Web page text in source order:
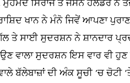
ਸਿਰਾਜ ਤੇ ਜੈਸਨ ਹੋਲਡਰ ਨੇ
ਖਾਨ ਨੇ ਮੰਨੋ ਜਿਵੇਂ ਆਪਣਾ
ਤੇ ਸਾਈ ਸੁਦਰਸ਼ਨ ਨੇ ਸ਼ਾਨਦਾਰ
ਵਾਲਾ ਸੁਦਰਸ਼ਨ ਇਸ ਵਾਰ ਵੀ
ਬੱਲੇਬਾਜ਼ਾਂ ਦੀ ਅੰਕ ਸੂਚੀ ’ਚ ਚੋਟੀ